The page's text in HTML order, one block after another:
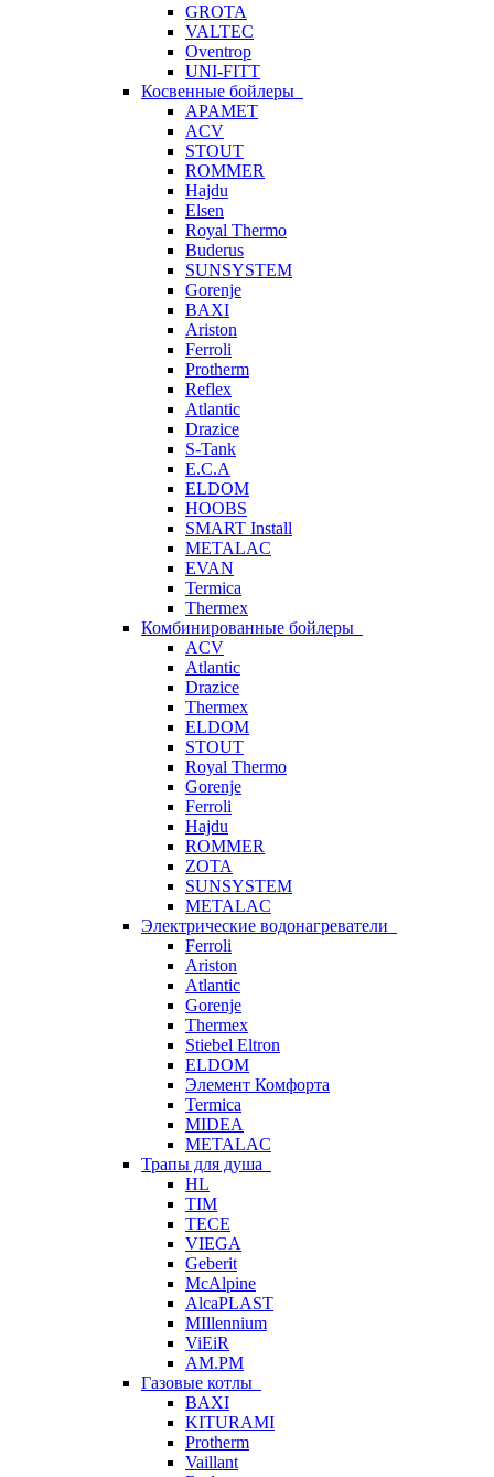
GROTA
VALTEC
Oventrop
UNI-FITT
Косвенные бойлеры
APAMET
ACV
STOUT
ROMMER
Hajdu
Elsen
Royal Thermo
Buderus
SUNSYSTEM
Gorenje
BAXI
Ariston
Ferroli
Protherm
Reflex
Atlantic
Drazice
S-Tank
E.C.A
ELDOM
HOOBS
SMART Install
METALAC
EVAN
Termica
Thermex
Комбинированные бойлеры
ACV
Atlantic
Drazice
Thermex
ELDOM
STOUT
Royal Thermo
Gorenje
Ferroli
Hajdu
ROMMER
ZOTA
SUNSYSTEM
METALAC
Электрические водонагреватели
Ferroli
Ariston
Atlantic
Gorenje
Thermex
Stiebel Eltron
ELDOM
Элемент Комфорта
Termica
MIDEA
METALAC
Трапы для душа
HL
TIM
TECE
VIEGA
Geberit
McAlpine
AlcaPLAST
MIllennium
ViEiR
AM.PM
Газовые котлы
BAXI
KITURAMI
Protherm
Vaillant